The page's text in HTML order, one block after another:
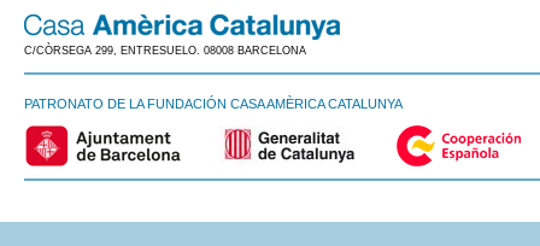
C/CÒRSEGA 299, ENTRESUELO. 08008 BARCELONA
PATRONATO DE LA FUNDACIÓN CASA AMÈRICA CATALUNYA